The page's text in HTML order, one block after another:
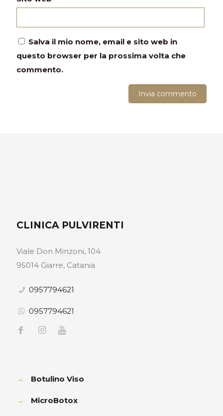
Salva il mio nome, email e sito web in
questo browser per la prossima volta che
commento.
CLINICA PULVIRENTI
Viale Don Minzoni, 104
95014 Giarre, Catania
0957794621
0957794621
→ Botulino Viso
→ MicroBotox